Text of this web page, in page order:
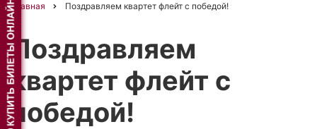
Строка
навигации
Главная Поздравляем квартет флейт с победой!
Поздравляем
квартет флейт с
победой!